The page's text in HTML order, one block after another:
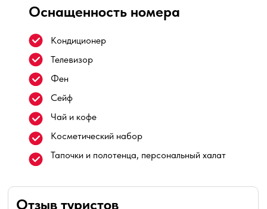
Отзыв туристов
Кондиционер
Телевизор
Фен
Сейф
Чай и кофе
Косметический набор
Тапочки и полотенца, персональный халат
Оснащенность номера